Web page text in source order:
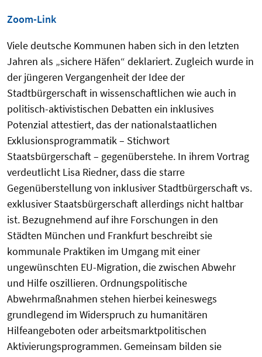
Zoom-Link
Viele deutsche Kommunen haben sich in den letzten
Jahren als „sichere Häfen“ deklariert. Zugleich wurde in
der jüngeren Vergangenheit der Idee der
Stadtbürgerschaft in wissenschaftlichen wie auch in
politisch-aktivistischen Debatten ein inklusives
Potenzial attestiert, das der nationalstaatlichen
Exklusionsprogrammatik – Stichwort
Staatsbürgerschaft – gegenüberstehe. In ihrem Vortrag
verdeutlicht Lisa Riedner, dass die starre
Gegenüberstellung von inklusiver Stadtbürgerschaft vs.
exklusiver Staatsbürgerschaft allerdings nicht haltbar
ist. Bezugnehmend auf ihre Forschungen in den
Städten München und Frankfurt beschreibt sie
kommunale Praktiken im Umgang mit einer
ungewünschten EU-Migration, die zwischen Abwehr
und Hilfe oszillieren. Ordnungspolitische
Abwehrmaßnahmen stehen hierbei keineswegs
grundlegend im Widerspruch zu humanitären
Hilfeangeboten oder arbeitsmarktpolitischen
Aktivierungsprogrammen. Gemeinsam bilden sie